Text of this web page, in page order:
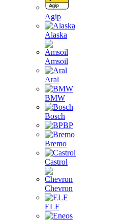
Agip
Alaska
Amsoil
Aral
BMW
Bosch
BP
Bremo
Castrol
Chevron
ELF